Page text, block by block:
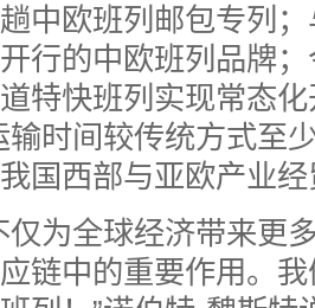
中欧班列邮包专列
行的中欧班列品牌；
特快班列实现常态
输时间较传统方式
国西部与亚欧产业
为全球经济带来更
链中的重要作用。